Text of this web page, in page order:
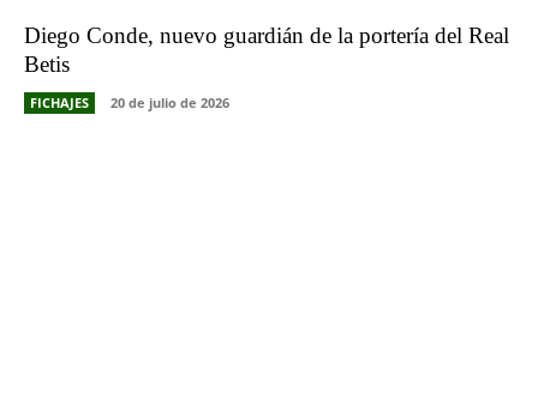
Diego Conde, nuevo guardián de la portería del Real
Betis
FICHAJES 20 de julio de 2026